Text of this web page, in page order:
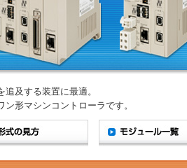
及する装置に最適。
形マシンコントローラです。